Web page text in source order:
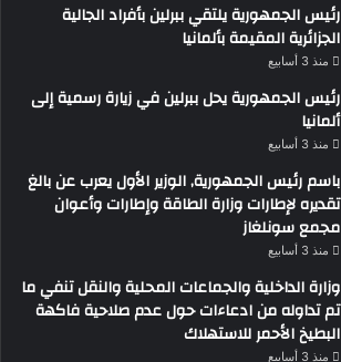
رئيس الجمهورية يلتقي ببرلين بأفراد الجالية
الجزائرية المقيمة بألمانيا
منذ 3 أسابيع
رئيس الجمهورية يحل ببرلين في زيارة رسمية إلى
ألمانيا
منذ 3 أسابيع
باسم رئيس الجمهورية, الوزير الأول يعرب عن بالغ
تقديره لإطارات وزارة الطاقة وإطارات وأعوان
مجمع سونلغاز
منذ 3 أسابيع
وزارة الداخلية والجماعات المحلية والنقل تنفي ما
تم تداوله من ادعاءات حول عدم صلاحية فاكهة
البطيخ الأحمر للاستهلاك
منذ 3 أسابيع